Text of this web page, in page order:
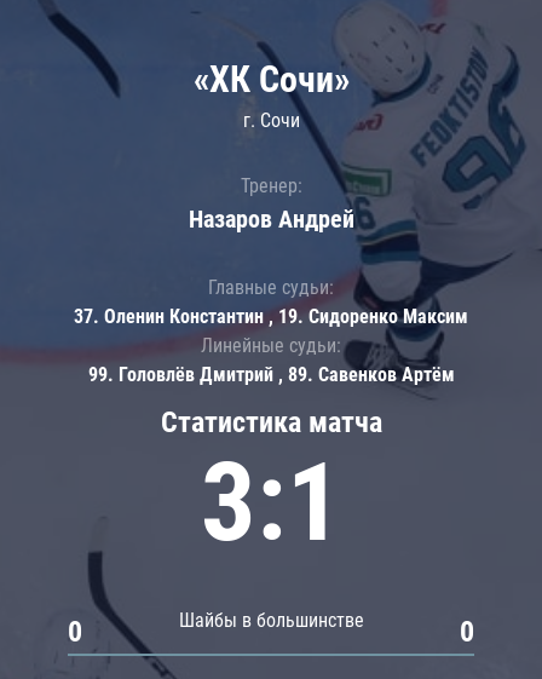
Статистика матча
3:1
Шайбы в большинстве
0 0
«ХК Сочи»
г. Сочи
Тренер:
Назаров Андрей
Главные судьи:
37. Оленин Константин , 19. Сидоренко Максим
Линейные судьи:
99. Головлёв Дмитрий , 89. Савенков Артём